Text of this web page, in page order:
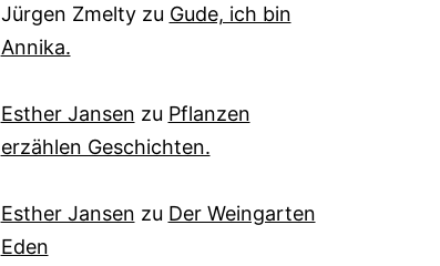
Jürgen Zmeltyzu Gude, ich bin
Annika.
Esther Jansen zu Pflanzen
erzählen Geschichten.
Esther Jansen zu Der Weingarten
Eden